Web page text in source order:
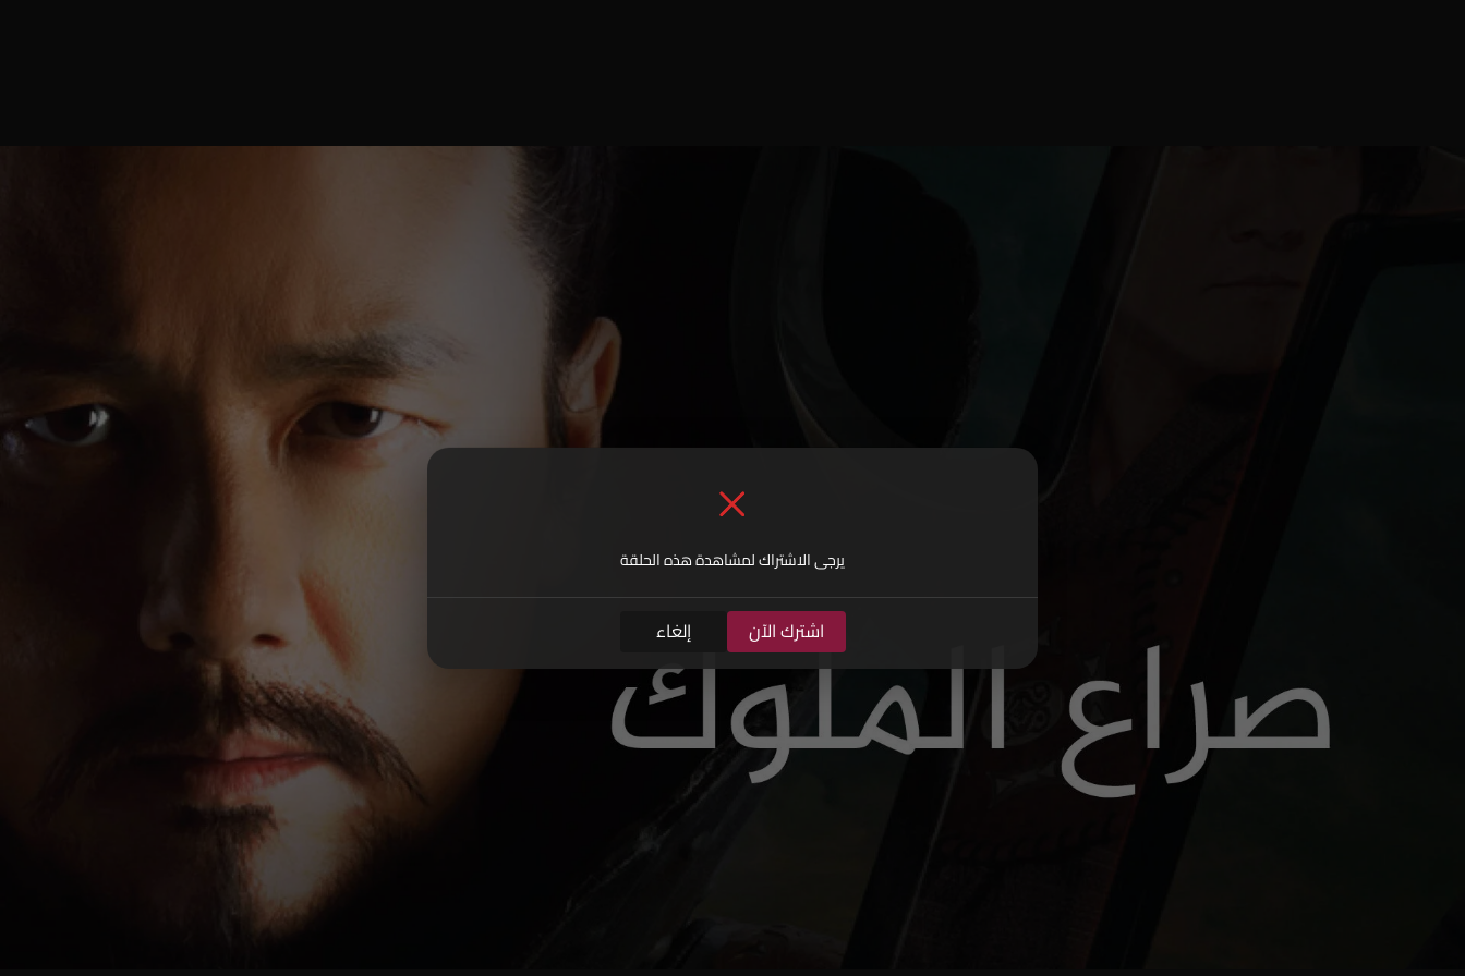
يرجى الاشتراك لمشاهدة هذه الحلقة
اشترك الآن إلغاء